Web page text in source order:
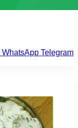
WhatsApp Telegram